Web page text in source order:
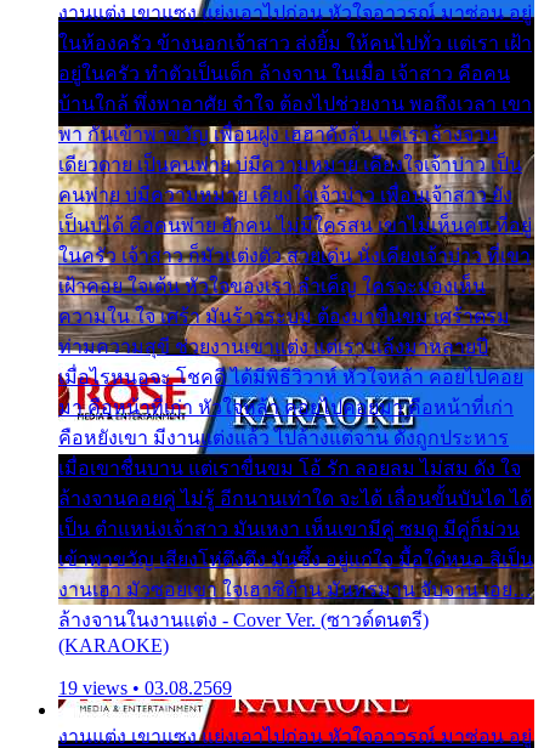
งานแต่ง เขาแซง แย่งเอาไปก่อน หัวใจอาวรณ์ มาซ่อน อยู่
ในห้องครัว ข้างนอกเจ้าสาว ส่งยิ้ม ให้คนไปทั่ว แต่เรา เฝ้า
อยู่ในครัว ทำตัวเป็นเด็ก ล้างจาน ในเมื่อ เจ้าสาว คือคน
บ้านใกล้ พึ่งพาอาศัย จำใจ ต้องไปช่วยงาน พอถึงเวลา เขา
พา กันเข้าพาขวัญ เพื่อนฝูง เฮฮาดังลั่น แต่เราล้างจาน
เดียวดาย เป็นคนพ่าย บ่มีความหมาย เคียงใจเจ้าบ่าว เป็น
คนพ่าย บ่มีความหมาย เคียงใจเจ้าบ่าว เพื่อนเจ้าสาว ยัง
เป็นบ่ได้ คือคนพ่าย ฮักคน ไม่มีใครสน เขาไม่เห็นคน ที่อยู่
ในครัว เจ้าสาว ก็มัวแต่งตัว สวยเด่น นั่งเคียงเจ้าบ่าว ที่เขา
เฝ้าคอย ใจเต้น หัวใจของเรา ลำเค็ญ ใครจะมองเห็น
ความใน ใจ เศร้า มันร้าวระบม ต้องมาขื่นขม เศร้าตรม
ท่ามความสุขี ช่วยงานเขาแต่ง แต่เรา แล้งมาหลายปี
เมื่อไรหนอจะ โชคดี ได้มีพิธีวิวาห์ หัวใจหล้า คอยไปคอย
มา คือหน้าที่เก่า หัวใจหล้า คอยไปคอยมา คือหน้าที่เก่า
คือหยังเขา มีงานแต่งแล้ว ไปล้างแต่จาน ดั่งถูกประหาร
เมื่อเขาชื่นบาน แต่เราขื่นขม โอ้ รัก ลอยลม ไม่สม ดัง ใจ
ล้างจานคอยคู่ ไม่รู้ อีกนานเท่าใด จะได้ เลื่อนขั้นบันได ได้
เป็น ตำแหน่งเจ้าสาว มันเหงา เห็นเขามีคู่ ซมดู มีคู่ก็ม่วน
เข้าพาขวัญ เสียงโห่ตึงตึง มันซึ้ง อยู่แก่ใจ มื้อใด๋หนอ สิเป็น
งานเฮา มัวซอยเขา ใจเฮาซิด้าน มันทรมาน จับจาน เอย…
ล้างจานในงานแต่ง - Cover Ver. (ซาวด์ดนตรี)
(KARAOKE)
19 views • 03.08.2569
งานแต่ง เขาแซง แย่งเอาไปก่อน หัวใจอาวรณ์ มาซ่อน อยู่